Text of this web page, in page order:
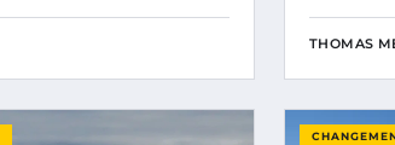
THOMAS